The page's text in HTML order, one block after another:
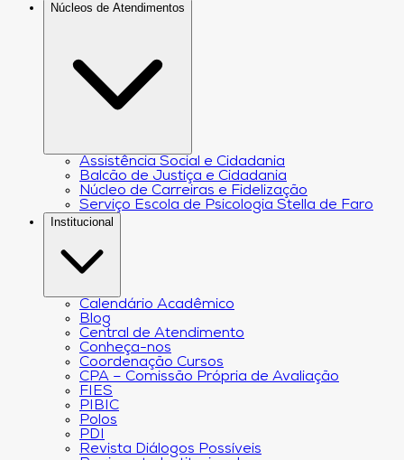
Núcleos de Atendimentos
Assistência Social e Cidadania
Balcão de Justiça e Cidadania
Núcleo de Carreiras e Fidelização
Serviço Escola de Psicologia Stella de Faro
Institucional
Calendário Acadêmico
Blog
Central de Atendimento
Conheça-nos
Coordenação Cursos
CPA – Comissão Própria de Avaliação
FIES
PIBIC
Polos
PDI
Revista Diálogos Possíveis